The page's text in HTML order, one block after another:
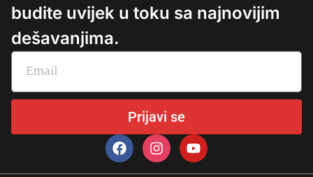
budite uvijek u toku sa najnovijim
dešavanjima.
Prijavi se